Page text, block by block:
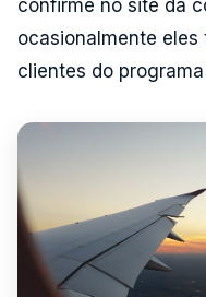
confirme no site da
ocasionalmente
clientes do